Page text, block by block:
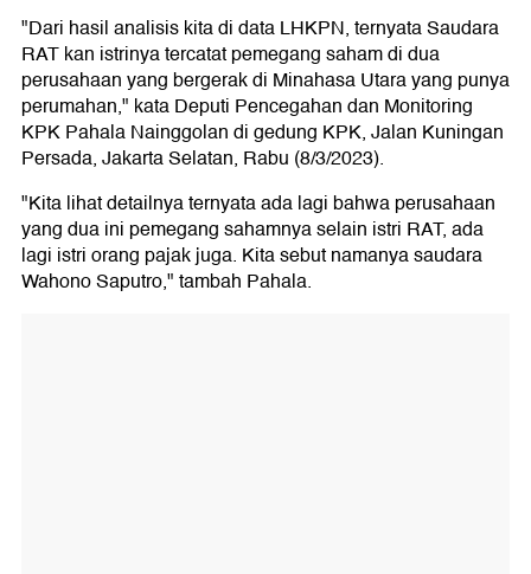
"Dari hasil analisis kita di data LHKPN, ternyata Saudara
RAT kan istrinya tercatat pemegang saham di dua
perusahaan yang bergerak di Minahasa Utara yang punya
perumahan," kata Deputi Pencegahan dan Monitoring
KPK Pahala Nainggolan di gedung KPK, Jalan Kuningan
Persada, Jakarta Selatan, Rabu (8/3/2023).
"Kita lihat detailnya ternyata ada lagi bahwa perusahaan
yang dua ini pemegang sahamnya selain istri RAT, ada
lagi istri orang pajak juga. Kita sebut namanya saudara
Wahono Saputro," tambah Pahala.